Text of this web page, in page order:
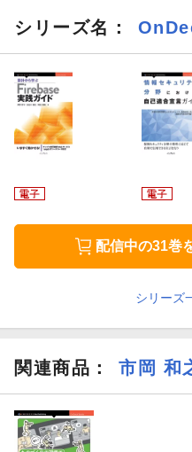
本書では、組織運営が思った
方々、部下の方たちの人材育
で発生している問題の現場で四
その全ての方々が、各々の立
につけることができます。
【目次】
１章：現場の問題は本当に解決
２章：普段無意識にやってし
セッション１：問題解決を先
セッション２：自分の意見だ
３章：失敗の理由を知る
シリーズ名：
配信中の31巻
シリーズ
関連商品 ： 市岡 和